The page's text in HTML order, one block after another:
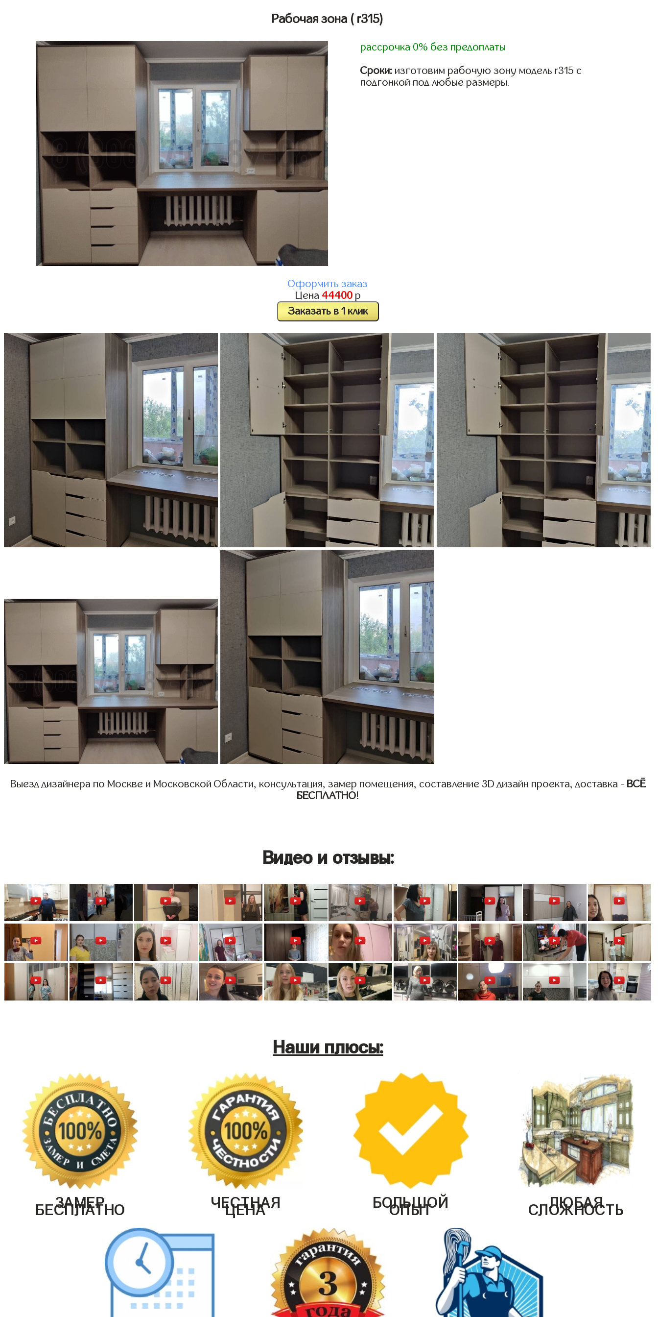
Рабочая зона ( r315)
рассрочка 0% без предоплаты
Сроки: изготовим рабочую зону модель r315 с
подгонкой под любые размеры.
Оформить заказ
Цена 44400р
Заказать в 1 клик
Выезд дизайнера по Москве и Московской Области, консультация, замер помещения, составление 3D дизайн проекта, доставка - ВСЁ
БЕСПЛАТНО!
Видео и отзывы:
Наши плюсы:
ЗАМЕР
БЕСПЛАТНО ЧЕСТНАЯ
ЦЕНА БОЛЬШОЙ
ОПЫТ ЛЮБАЯ
СЛОЖНОСТЬ